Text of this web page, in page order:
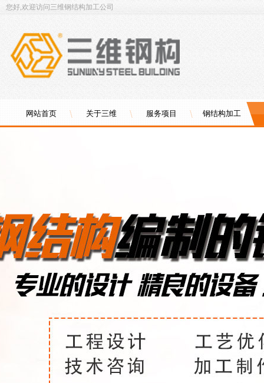
您好,欢迎访问三维钢结构加工公司
网站首页 关于三维 服务项目 钢结构加工